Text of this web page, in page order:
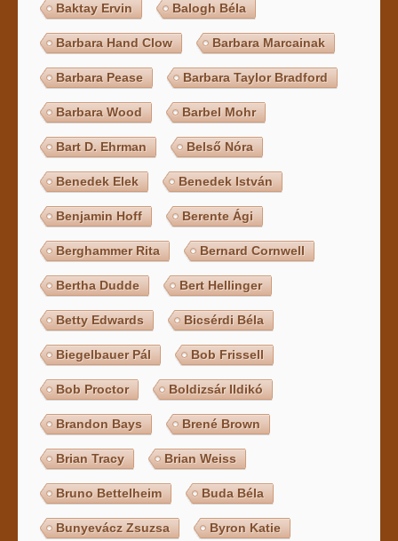
Baktay Ervin Balogh Béla
Barbara Hand Clow Barbara Marcainak
Barbara Pease Barbara Taylor Bradford
Barbara Wood Barbel Mohr
Bart D. Ehrman Belső Nóra
Benedek Elek Benedek István
Benjamin Hoff Berente Ági
Berghammer Rita Bernard Cornwell
Bertha Dudde Bert Hellinger
Betty Edwards Bicsérdi Béla
Biegelbauer Pál Bob Frissell
Bob Proctor Boldizsár Ildikó
Brandon Bays Brené Brown
Brian Tracy Brian Weiss
Bruno Bettelheim Buda Béla
Bunyevácz Zsuzsa Byron Katie